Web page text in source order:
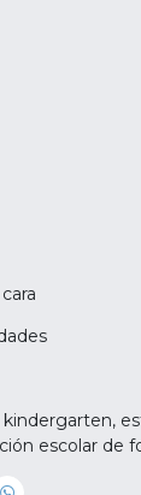
escolar de